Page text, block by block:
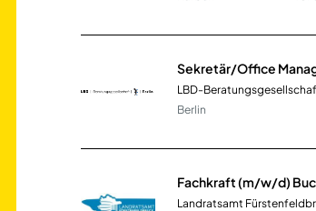
LBD-
Berlin
Fachkraft (m/w/d)
Landratsamt